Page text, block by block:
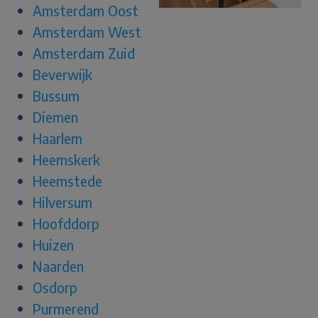
Amsterdam Oost
Amsterdam West
Amsterdam Zuid
Beverwijk
Bussum
Diemen
Haarlem
Heemskerk
Heemstede
Hilversum
Hoofddorp
Huizen
Naarden
Osdorp
Purmerend